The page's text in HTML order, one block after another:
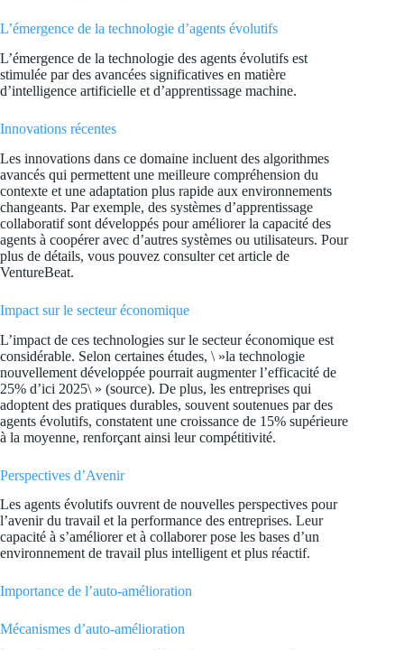
L’émergence de la technologie d’agents évolutifs
L’émergence de la technologie des agents évolutifs est
stimulée par des avancées significatives en matière
d’intelligence artificielle et d’apprentissage machine.
Innovations récentes
Les innovations dans ce domaine incluent des algorithmes
avancés qui permettent une meilleure compréhension du
contexte et une adaptation plus rapide aux environnements
changeants. Par exemple, des systèmes d’apprentissage
collaboratif sont développés pour améliorer la capacité des
agents à coopérer avec d’autres systèmes ou utilisateurs. Pour
plus de détails, vous pouvez consultercet article de
VentureBeat.
Impact sur le secteur économique
L’impact de ces technologies sur le secteur économique est
considérable. Selon certaines études, \ »la technologie
nouvellement développée pourrait augmenter l’efficacité de
25% d’ici 2025\ » (source). De plus, les entreprises qui
adoptent des pratiques durables, souvent soutenues par des
agents évolutifs, constatent une croissance de 15% supérieure
à la moyenne, renforçant ainsi leur compétitivité.
Perspectives d’Avenir
Les agents évolutifs ouvrent de nouvelles perspectives pour
l’avenir du travail et la performance des entreprises. Leur
capacité à s’améliorer et à collaborer pose les bases d’un
environnement de travail plus intelligent et plus réactif.
Importance de l’auto-amélioration
Mécanismes d’auto-amélioration